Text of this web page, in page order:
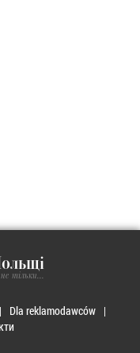
не тільки...
Dla reklamodawców